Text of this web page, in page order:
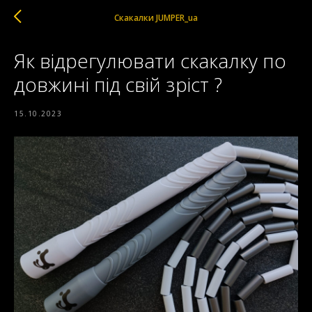
Скакалки JUMPER_ua
Як відрегулювати скакалку по
довжині під свій зріст ?
15.10.2023